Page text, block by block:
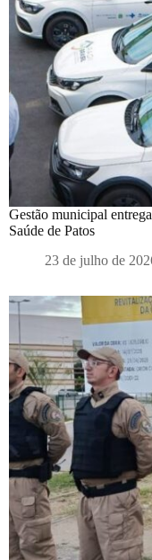
Gestão municipal
Saúde de Patos
23 de julho de